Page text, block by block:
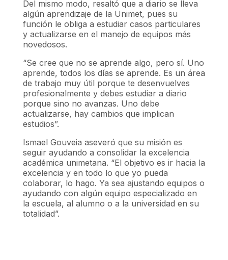
Del mismo modo, resaltó que a diario se lleva
algún aprendizaje de la Unimet, pues su
función le obliga a estudiar casos particulares
y actualizarse en el manejo de equipos más
novedosos.
“Se cree que no se aprende algo, pero sí. Uno
aprende, todos los días se aprende. Es un área
de trabajo muy útil porque te desenvuelves
profesionalmente y debes estudiar a diario
porque sino no avanzas. Uno debe
actualizarse, hay cambios que implican
estudios”.
Ismael Gouveia aseveró que su misión es
seguir ayudando a consolidar la excelencia
académica unimetana. “El objetivo es ir hacia la
excelencia y en todo lo que yo pueda
colaborar, lo hago. Ya sea ajustando equipos o
ayudando con algún equipo especializado en
la escuela, al alumno o a la universidad en su
totalidad”.